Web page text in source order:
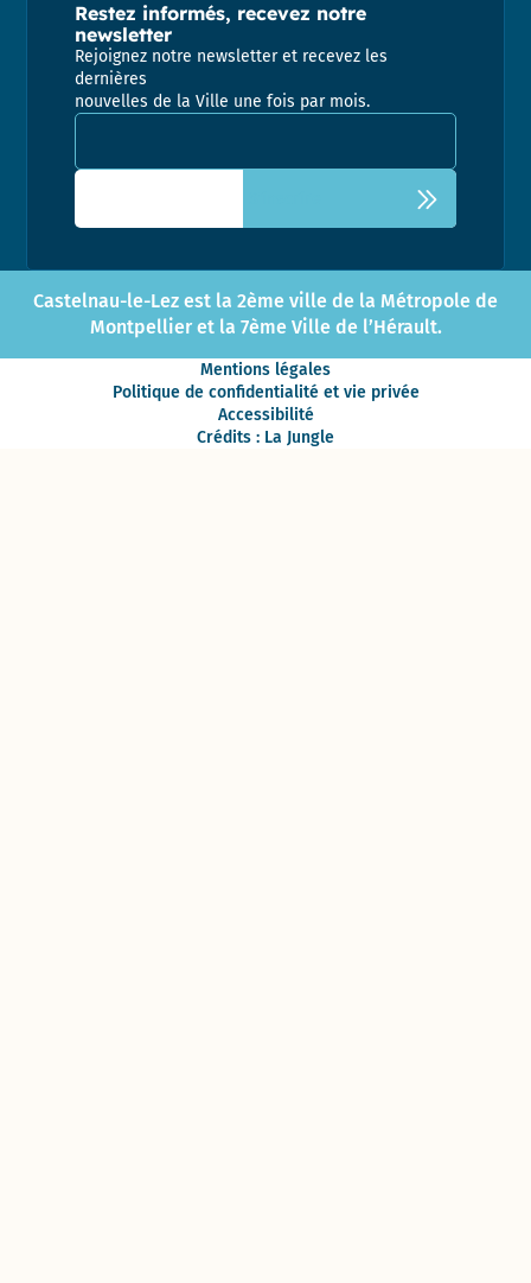
Restez informés, recevez notre
newsletter
Rejoignez notre newsletter et recevez les
dernières
nouvelles de la Ville une fois par mois.
Adresse email pour la newsletter
Castelnau-le-Lez est la 2ème ville de la Métropole de
Montpellier et la 7ème Ville de l’Hérault.
Mentions légales
Politique de confidentialité et vie privée
Accessibilité
Crédits : La Jungle